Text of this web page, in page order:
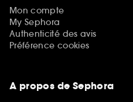
Mon compte
My Sephora
Authenticité des avis
Préférence cookies
A propos de Sephora